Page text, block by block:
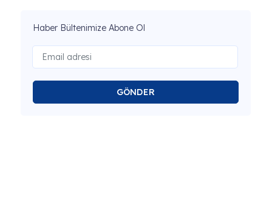
Haber Bültenimize Abone Ol
GÖNDER